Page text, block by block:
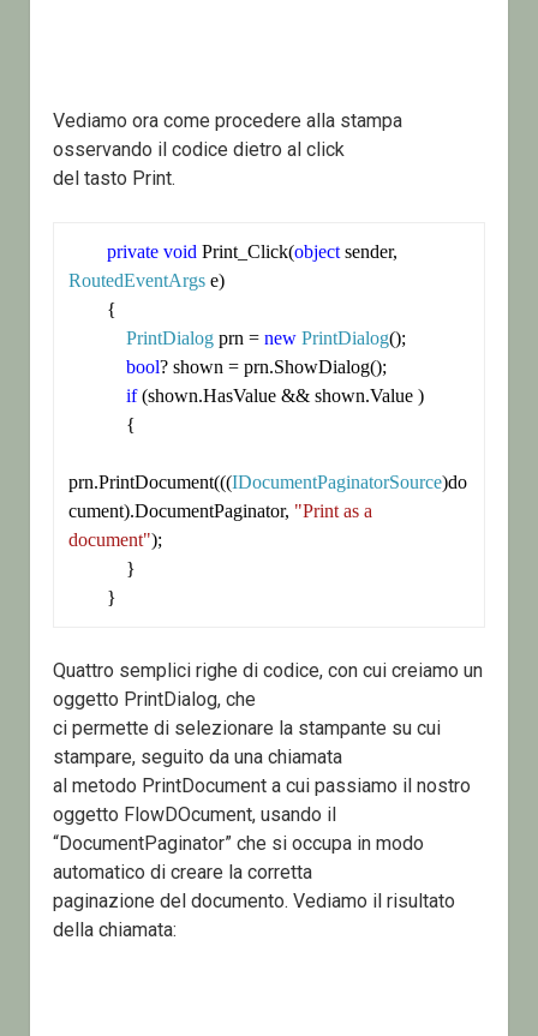
Vediamo ora come procedere alla stampa
osservando il codice dietro al click
del tasto Print.
private void Print_Click(object
RoutedEventArgs e)
PrintDialog prn = new PrintDialog();
bool? shown = prn.ShowDialog();
if (shown.HasValue && shown.Value )
prn.PrintDocument(((IDocumentPaginatorSource)do
cument).DocumentPaginator, "Print as a
document");
        }
Quattro semplici righe di codice, con cui creiamo un
oggetto PrintDialog, che
ci permette di selezionare la stampante su cui
stampare, seguito da una chiamata
al metodo PrintDocument a cui passiamo il nostro
oggetto FlowDOcument, usando il
“DocumentPaginator” che si occupa in modo
automatico di creare la corretta
paginazione del documento. Vediamo il risultato
della chiamata: